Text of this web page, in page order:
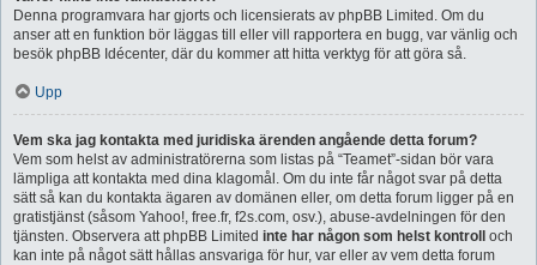
Denna programvara har gjorts och licensierats av phpBB Limited. Om du
anser att en funktion bör läggas till eller vill rapportera en bugg, var vänlig och
besök phpBB Idécenter, där du kommer att hitta verktyg för att göra så.
Upp
Vem ska jag kontakta med juridiska ärenden angående detta forum?
Vem som helst av administratörerna som listas på “Teamet”-sidan bör vara
lämpliga att kontakta med dina klagomål. Om du inte får något svar på detta
sätt så kan du kontakta ägaren av domänen eller, om detta forum ligger på en
gratistjänst (såsom Yahoo!, free.fr, f2s.com, osv.), abuse-avdelningen för den
tjänsten. Observera att phpBB Limited inte har någon som helst kontroll
och
kan inte på något sätt hållas ansvariga för hur, var eller av vem detta forum